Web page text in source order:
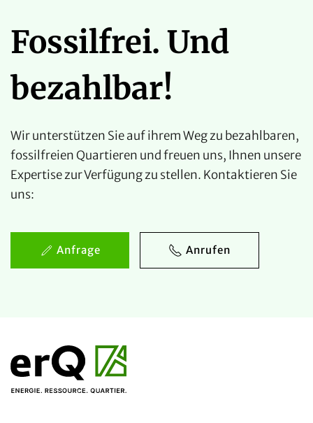
Fossilfrei. Und
bezahlbar!
Wir unterstützen Sie auf ihrem Weg zu bezahlbaren,
fossilfreien Quartieren und freuen uns, Ihnen unsere
Expertise zur Verfügung zu stellen. Kontaktieren Sie
uns:
Anfrage Anrufen